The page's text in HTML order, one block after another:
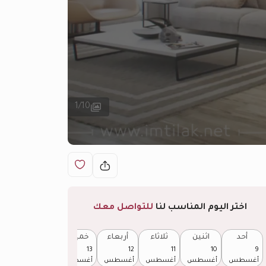
1/ 10
اختر اليوم المناسب لنا للتواصل معك
أحد
9
أغسطس
اثنين
10
أغسطس
ثلاثاء
11
أغسطس
أربعاء
12
أغسطس
خميس
13
أغسطس